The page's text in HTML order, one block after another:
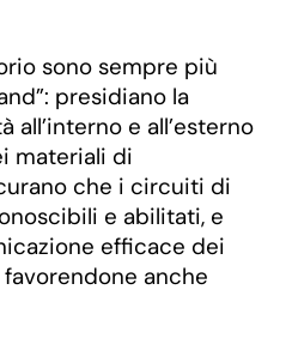
sono sempre più
presidiano la
all’interno e all’esterno
materiali di
che i circuiti di
e abilitati, e
efficace dei
anche